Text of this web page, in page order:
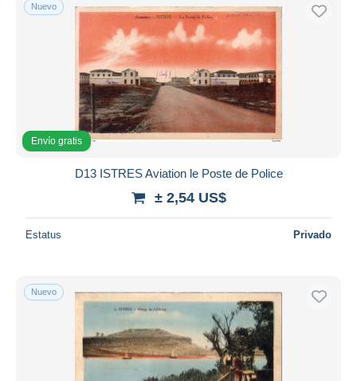
Nuevo
Envío gratis
D13 ISTRES Aviation le Poste de Police
± 2,54 US$
Estatus Privado
Nuevo